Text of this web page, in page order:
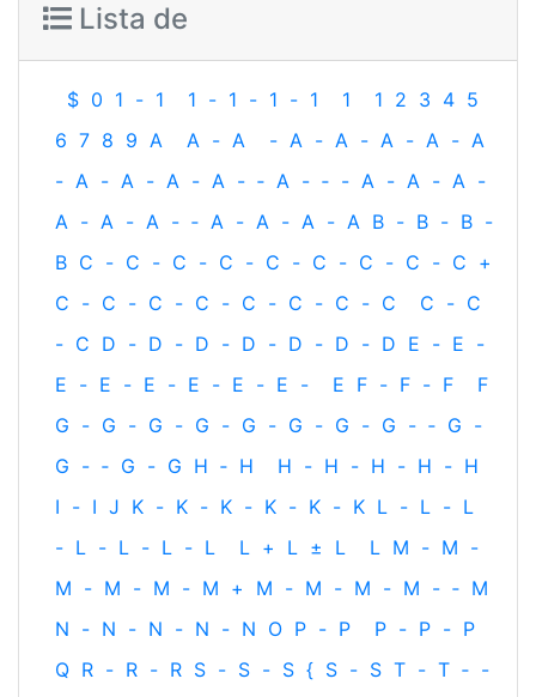
Lista de
$ 0 1 - 1 1 - 1 - 1 - 1 1 1 2 3 4 5
6 7 8 9 A A - A - A - A - A - A - A
- A - A - A - A - ‐ A - ‐ - A - A - A -
A - A - A - ‐ A - A - A - A B - B - B -
B C - C - C - C - C - C - C - C - C +
C - C - C - C - C - C - C - C C - C
- C D - D - D - D - D - D - D E - E -
E - E - E - E - E - E - E F - F - F
F
G - G - G - G - G - G - G - G - ‐ G -
G - ‐ G - G H ‐ H H - H - H - H - H
I - I J K - K - K - K - K - K L - L - L
- L - L - L - L L + L ± L L M - M -
M - M - M - M + M - M - M - M - ‐ M
N - N - N - N - N O P - P P - P - P
Q R - R - R S - S - S { S - S T - T ‐ -